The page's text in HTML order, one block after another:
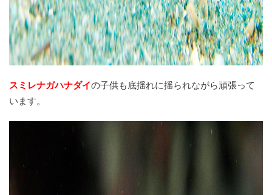
スミレナガハナダイの子供も底揺れに揺られながら頑張って
います。